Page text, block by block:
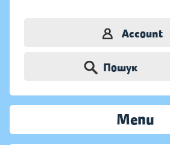
Account
Пошук
Menu